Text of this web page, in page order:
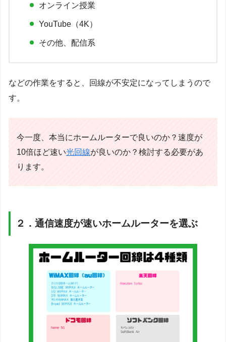
オンライン授業
YouTube（4K）
その他、配信系
などの作業をすると、回線が不安定になってしまうので
す。
今一度、本当にホームルーターで良いのか？速度が
10倍ほど速い光回線が良いのか？検討する必要があ
ります。
２．通信速度が速いホームルーターを選ぶ